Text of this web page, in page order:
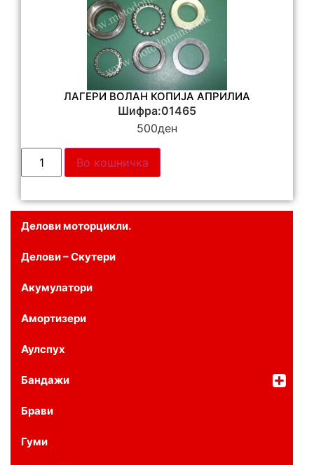
Делови моторцикли.
Делови – Скутери
Акумулатори
Амортизери
Аулспух
Бандажи
Брави
Гуми
ЛАГЕРИ ВОЛАН КОПИЈА АПРИЛИА
Шифра:01465
500ден
Во кошничка